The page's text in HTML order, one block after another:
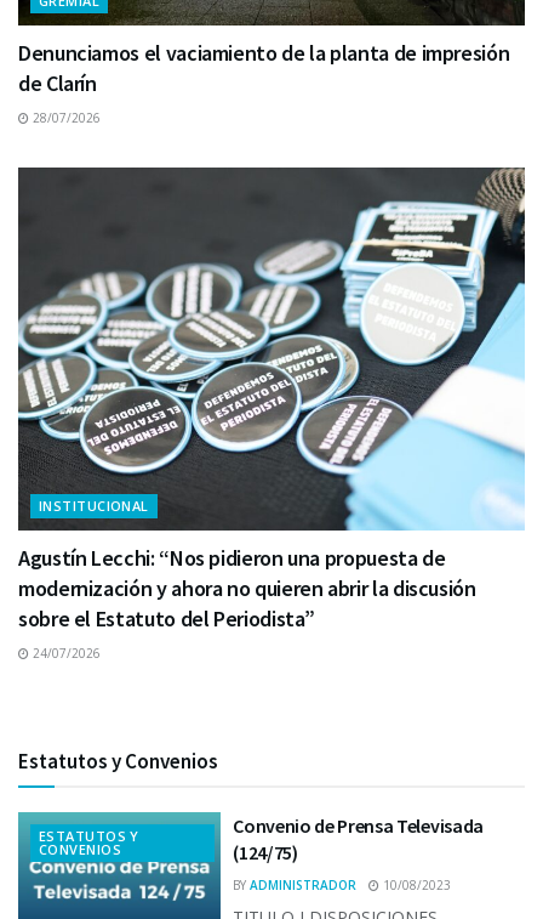
Denunciamos el vaciamiento de la planta de impresión
de Clarín
28/07/2026
INSTITUCIONAL
Agustín Lecchi: “Nos pidieron una propuesta de
modernización y ahora no quieren abrir la discusión
sobre el Estatuto del Periodista”
24/07/2026
Estatutos y Convenios
ESTATUTOS Y
CONVENIOS
Convenio de Prensa Televisada
(124/75)
BY ADMINISTRADOR 10/08/2023